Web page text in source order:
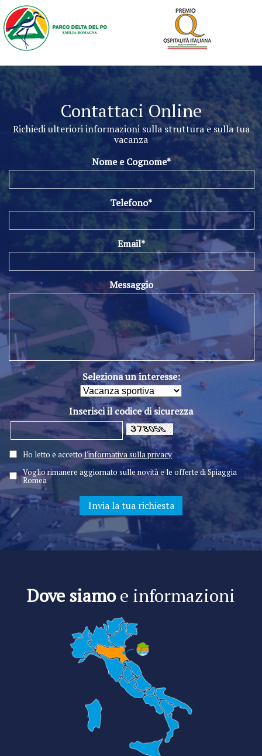
Contattaci Online
Richiedi ulteriori informazioni sulla struttura e sulla tua
vacanza
Nome e Cognome*
Telefono*
Email*
Messaggio
Seleziona un interesse:
Inserisci il codice di sicurezza
Ho letto e accettol'informativa sulla privacy
Voglio rimanere aggiornato sulle novità e le offerte di Spiaggia
Romea
Dove siamoe informazioni